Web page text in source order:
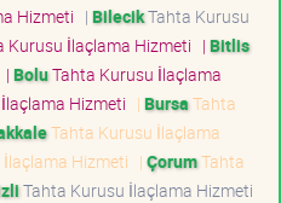
Hizmeti | BilecikTahta Kurusu
Kurusu İlaçlama Hizmeti | Bitlis
| BoluTahta Kurusu İlaçlama
Hizmeti | BursaTahta
Tahta Kurusu İlaçlama
Hizmeti | ÇorumTahta
Tahta Kurusu İlaçlama Hizmeti